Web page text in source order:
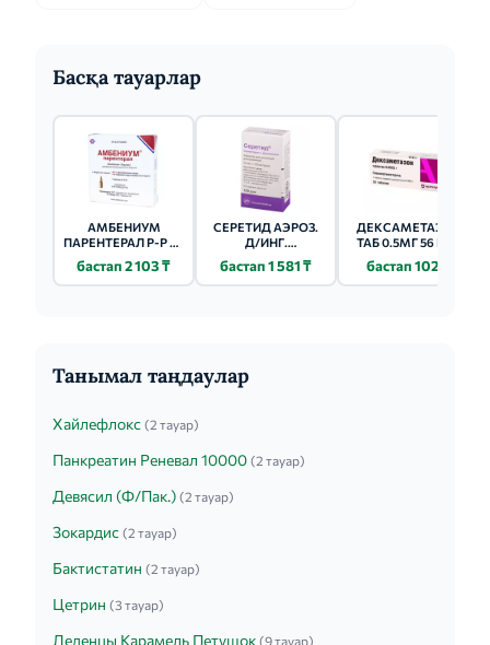
Басқа тауарлар
АМБЕНИУМ
ПАРЕНТЕРАЛ Р-Р Д/
373.4+3.75МГ/2МЛ -
2МЛ 3 ШТ.
бастап 2 103 ₸
СЕРЕТИД АЭРОЗ.
Д/ИНГ.
120ДОЗ
бастап 1 581 ₸
ДЕКСАМЕТАЗОН
ТАБ 0.5МГ 56 ШТ.
бастап 102 ₸
Танымал таңдаулар
Хайлефлокс (2 тауар)
Панкреатин Реневал 10000 (2 тауар)
Девясил (Ф/Пак.) (2 тауар)
Зокардис (2 тауар)
Бактистатин (2 тауар)
Цетрин (3 тауар)
Леденцы Карамель Петушок (9 тауар)